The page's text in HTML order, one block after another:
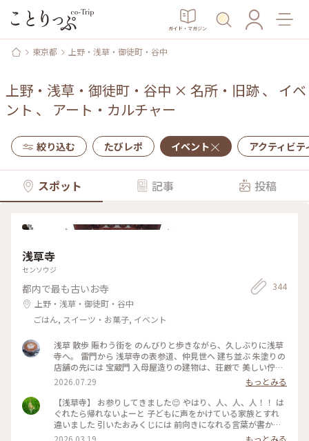
ガイド・マガジン
東京都 上野・浅草・御徒町・谷中
上野・浅草・御徒町・谷中 × 名所・旧跡、 イベ
ント 、 アート・カルチャー
絞り込む たびレポ イベント アクティビテ
スポット 記事 投稿
浅草寺
センソウジ
都内で最も古いお寺
上野・浅草・御徒町・谷中
ごはん, スイーツ・お菓子, イベント
344
浅草 散歩 賑わう街を のんびりと歩きながら、久しぶりに浅草
寺へ。 雷門から 浅草寺の表参道、仲見世へ 建ち並ぶ 朱塗りの
店舗の先には 宝蔵門 入母屋造りの建物は、荘厳で 美しい佇ま
い 思わず 見惚れてしまいます♡ こちらに掲げられている お馴
染みの "小舟町"と記された大提灯が 見当たらず。。 調べてみ
ると、10年ぶりに 掛け替えられるとのこと、 10月末頃に 新調
され、お目見えするそうです。 本堂でお参り、上から境内を眺
めました。 参拝の人々で 華やぐ境内、凛と佇む 五重塔 社殿を
吹き抜ける 心地良い風を感じながら 眺める風景は、神々しさ
2026.07.29
もっとみる
【浅草寺】 お参りしてきました😌 やはり、人、人、人！！ は
ぐれたら帰れないよーと 子どもに声をかけている家族とすれ
違いました 引いたおみくじには 前向きになれる言葉が書かれ
ていたので 年度末の忙しさにも心を乱されることなく 過ごし
2026.03.19
もっとみる